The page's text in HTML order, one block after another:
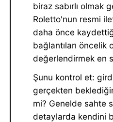
biraz sabırlı olmak
Roletto'nun resmi
daha önce
bağlantıları öncelik
değerlendirmek en
Şunu kontrol et:
gerçekten
mi? Genelde sahte
detaylarda kendini